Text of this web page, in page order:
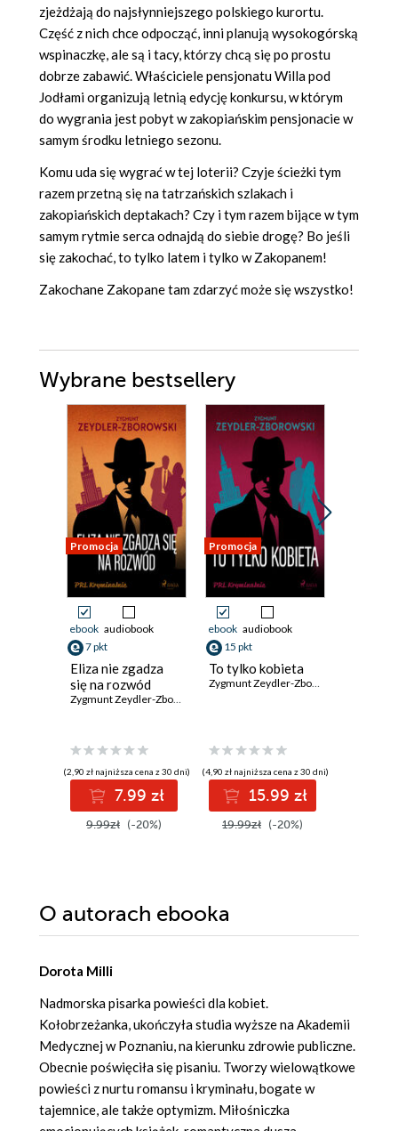
zjeżdżają do najsłynniejszego polskiego kurortu.
Część z nich chce odpocząć, inni planują wysokogórską
wspinaczkę, ale są i tacy, którzy chcą się po prostu
dobrze zabawić. Właściciele pensjonatu Willa pod
Jodłami organizują letnią edycję konkursu, w którym
do wygrania jest pobyt w zakopiańskim pensjonacie w
samym środku letniego sezonu.
Komu uda się wygrać w tej loterii? Czyje ścieżki tym
razem przetną się na tatrzańskich szlakach i
zakopiańskich deptakach? Czy i tym razem bijące w tym
samym rytmie serca odnajdą do siebie drogę? Bo jeśli
się zakochać, to tylko latem i tylko w Zakopanem!
Zakochane Zakopane tam zdarzyć może się wszystko!
Wybrane bestsellery
Promocja
ebook audiobook
7 pkt
Eliza nie zgadza
się na rozwód
Zygmunt Zeydler-Zborowski
(2,90 zł najniższa cena z 30 dni)
7.99 zł
9.99zł (-20%)
Promocja
ebook audiobook
15 pkt
To tylko kobieta
Zygmunt Zeydler-Zborowski
(4,90 zł najniższa cena z 30 dni)
15.99 zł
19.99zł (-20%)
O autorach ebooka
Dorota Milli
Nadmorska pisarka powieści dla kobiet.
Kołobrzeżanka, ukończyła studia wyższe na Akademii
Medycznej w Poznaniu, na kierunku zdrowie publiczne.
Obecnie poświęciła się pisaniu. Tworzy wielowątkowe
powieści z nurtu romansu i kryminału, bogate w
tajemnice, ale także optymizm. Miłośniczka